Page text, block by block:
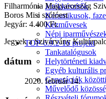
Játékkészítők
Keramikusok,
Kézművesek
Népi
TOP-6.9.2-16 projekt
Tankatalógusok
Helytörténeti
Egyéb kulturális
Generációk
Művelődő
Filharmónia Magyarország
Boros Misi szólóest
Jegyár: 4.400 Ft.
Jegyek a Szivárvány
dátum
2020. február 14.